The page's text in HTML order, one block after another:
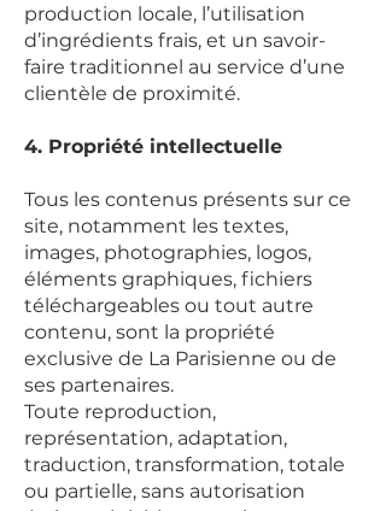
production locale, l’utilisation
d’ingrédients frais, et un savoir-
faire traditionnel au service d’une
clientèle de proximité.
4. Propriété intellectuelle
Tous les contenus présents sur ce
site, notamment les textes,
images, photographies, logos,
éléments graphiques, fichiers
téléchargeables ou tout autre
contenu, sont la propriété
exclusive de La Parisienne ou de
ses partenaires.
Toute reproduction,
représentation, adaptation,
traduction, transformation, totale
ou partielle, sans autorisation